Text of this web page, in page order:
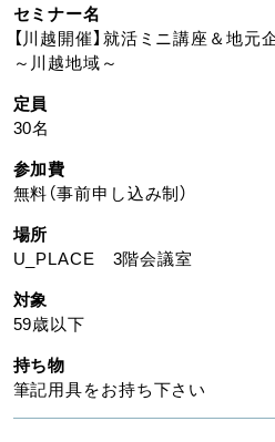
セミナー名
【川越開催】就活ミニ講座＆地
～川越地域～
定員
30名
参加費
無料（事前申し込み制）
場所
U_PLACE 3階会議室
対象
59歳以下
持ち物
筆記用具をお持ち下さい